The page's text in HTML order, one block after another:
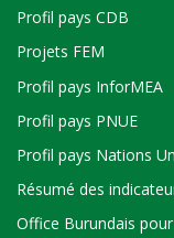
Profil pays CDB
Projets FEM
Profil pays InforMEA
Profil pays PNUE
Profil pays Nations
Résumé des
Office Burundais